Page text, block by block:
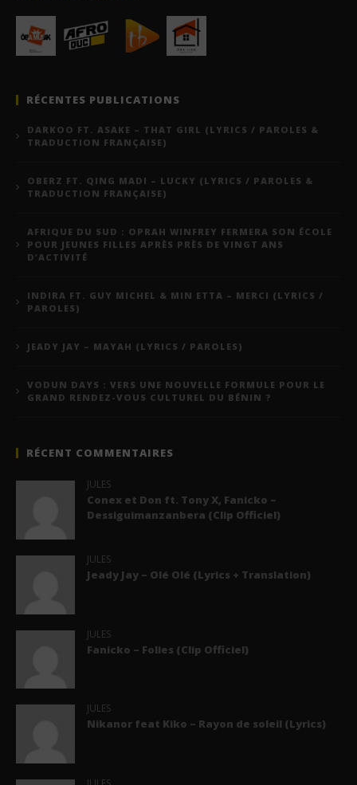
RÉCENTES PUBLICATIONS
DARKOO FT. ASAKE – THAT GIRL (LYRICS / PAROLES &
TRADUCTION FRANÇAISE)
OBERZ FT. QING MADI – LUCKY (LYRICS / PAROLES &
TRADUCTION FRANÇAISE)
AFRIQUE DU SUD : OPRAH WINFREY FERMERA SON ÉCOLE
POUR JEUNES FILLES APRÈS PRÈS DE VINGT ANS
D’ACTIVITÉ
INDIRA FT. GUY MICHEL & MIN ETTA – MERCI (LYRICS /
PAROLES)
JEADY JAY – MAYAH (LYRICS / PAROLES)
VODUN DAYS : VERS UNE NOUVELLE FORMULE POUR LE
GRAND RENDEZ-VOUS CULTUREL DU BÉNIN ?
RÉCENT COMMENTAIRES
JULES
Conex et Don ft. Tony X, Fanicko –
Dessiguimanzanbera (Clip Officiel)
JULES
Jeady Jay – Olé Olé (Lyrics + Translation)
JULES
Fanicko – Folies (Clip Officiel)
JULES
Nikanor feat Kiko – Rayon de soleil (Lyrics)